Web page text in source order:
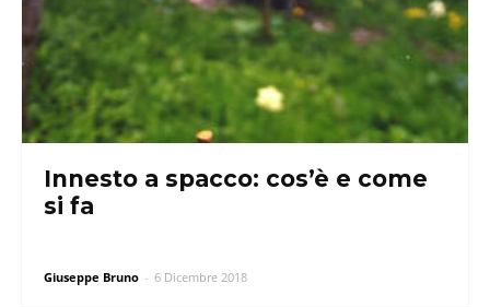
Innesto a spacco: cos’è e come
si fa
Giuseppe Bruno - 6 Dicembre 2018